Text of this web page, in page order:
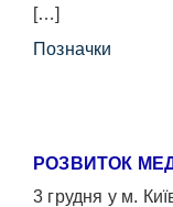
[…]
Позначки
РОЗВИТОК
3 грудня у м.